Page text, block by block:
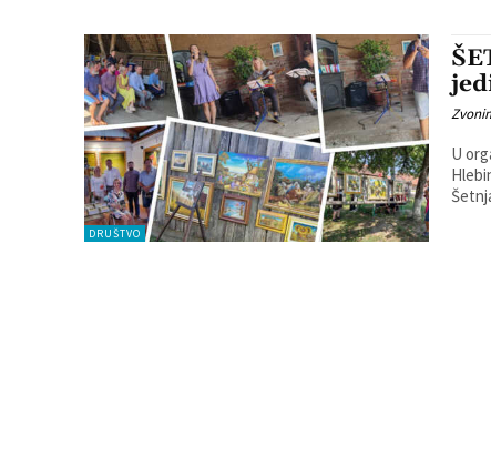
DRUŠTVO
U